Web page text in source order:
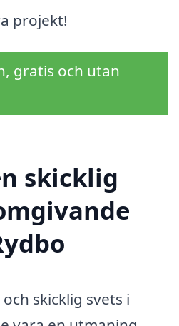
projekt!
gratis och utan
skicklig
skicklig svets i